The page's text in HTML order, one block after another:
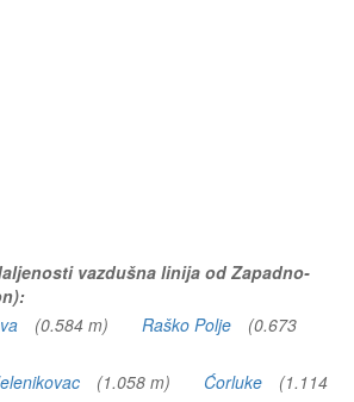
vazdušna linija od Zapadno-
(0.584 m) Raško Polje
(0.673
(1.058 m) Ćorluke
(1.114